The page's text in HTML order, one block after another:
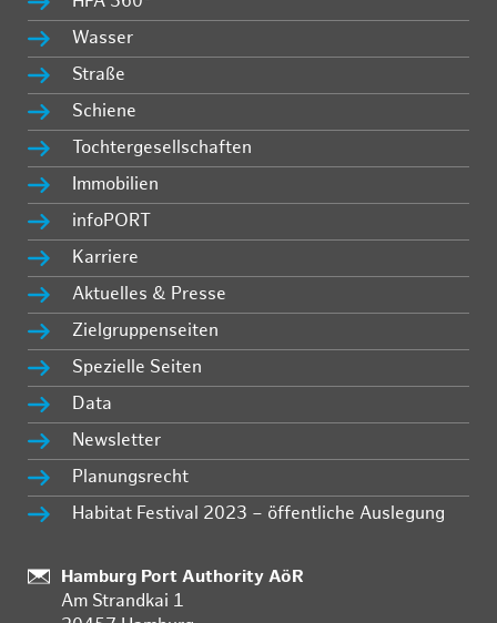
Wasser
Straße
Schiene
Tochtergesellschaften
Immobilien
infoPORT
Karriere
Aktuelles & Presse
Zielgruppenseiten
Spezielle Seiten
Data
Newsletter
Planungsrecht
Habitat Festival 2023 – öffentliche Auslegung
Standort:
Hamburg Port Authority AöR
Am Strandkai 1